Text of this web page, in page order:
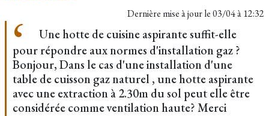
Dernière mise à jour le03/04 à 12:32
Une hotte de cuisine aspirante suffit-elle
pour répondre aux normes d'installation gaz ?
Bonjour, Dans le cas d'une installation d'une
table de cuisson gaz naturel , une hotte aspirante
avec une extraction à 2.30m du sol peut elle être
considérée comme ventilation haute? Merci